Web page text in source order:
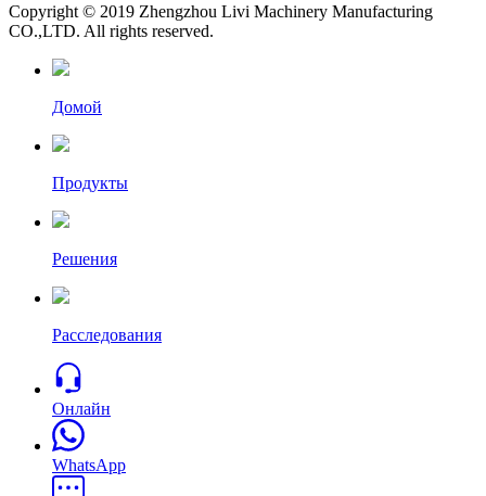
Copyright © 2019 Zhengzhou Livi Machinery Manufacturing
CO.,LTD. All rights reserved.
Домой
Продукты
Решения
Расследования
Онлайн
WhatsApp